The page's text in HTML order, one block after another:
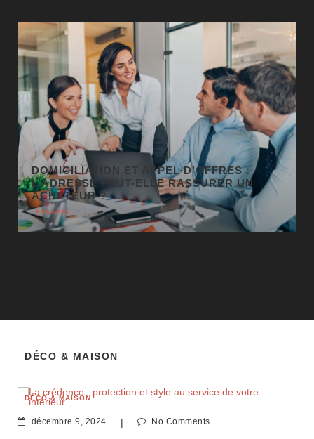
GÉO SEO : UN LEVIER
INCONTOURNABLE POUR LA VISIBILITÉ
LOCALE
BUSINESS
DÉCO & MAISON
DÉCO & MAISON
décembre 9, 2024 | No Comments